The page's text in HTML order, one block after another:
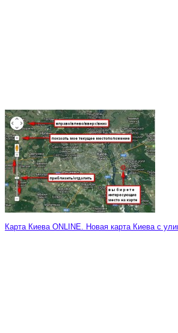
Карта Киева ONLINE. Новая карта Киева с